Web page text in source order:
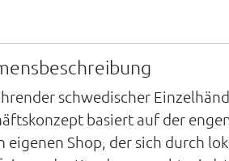
schwedischer
basiert auf der
Shop, der sich durch